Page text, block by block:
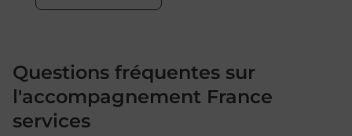
Questions fréquentes sur
l'accompagnement France
services